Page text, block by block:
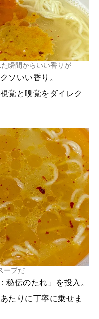
た瞬間からいい香りが
ソいい香り。
覚と嗅覚をダイレク
ープだ
秘伝のたれ」を投入。
たりに丁寧に乗せま